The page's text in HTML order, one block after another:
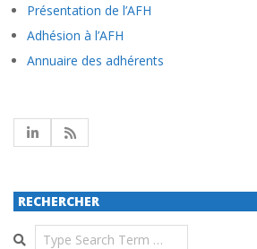
Présentation de l’AFH
Adhésion à l’AFH
Annuaire des adhérents
RECHERCHER
Search